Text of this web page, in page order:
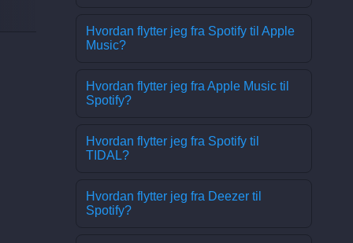
Hvordan flytter jeg fra Spotify til Apple
Music?
Hvordan flytter jeg fra Apple Music til
Spotify?
Hvordan flytter jeg fra Spotify til
TIDAL?
Hvordan flytter jeg fra Deezer til
Spotify?